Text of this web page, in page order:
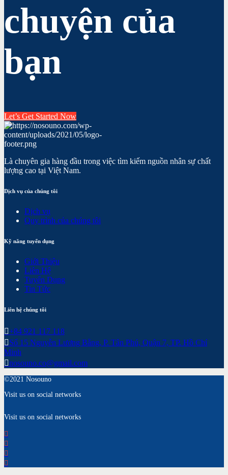
chuyện của
bạn
Let’s Get Started Now
Là chuyên gia hàng đầu trong việc tìm kiếm nguồn nhân sự chất
lượng cao tại Việt Nam.
Dịch vụ của chúng tôi
Dịch vụ
Quy trình của chúng tôi
Kỹ năng tuyển dụng
Giới Thiệu
Liên Hệ
Tuyển Dụng
Tin Tức
Liên hệ chúng tôi
+84 921 117 118
Số 15 Nguyễn Lương Bằng, P. Tân Phú, Quận 7, TP. Hồ Chí
Minh
nosouno.co@gmail.com
©2021 Nosouno
Visit us on social networks
Visit us on social networks